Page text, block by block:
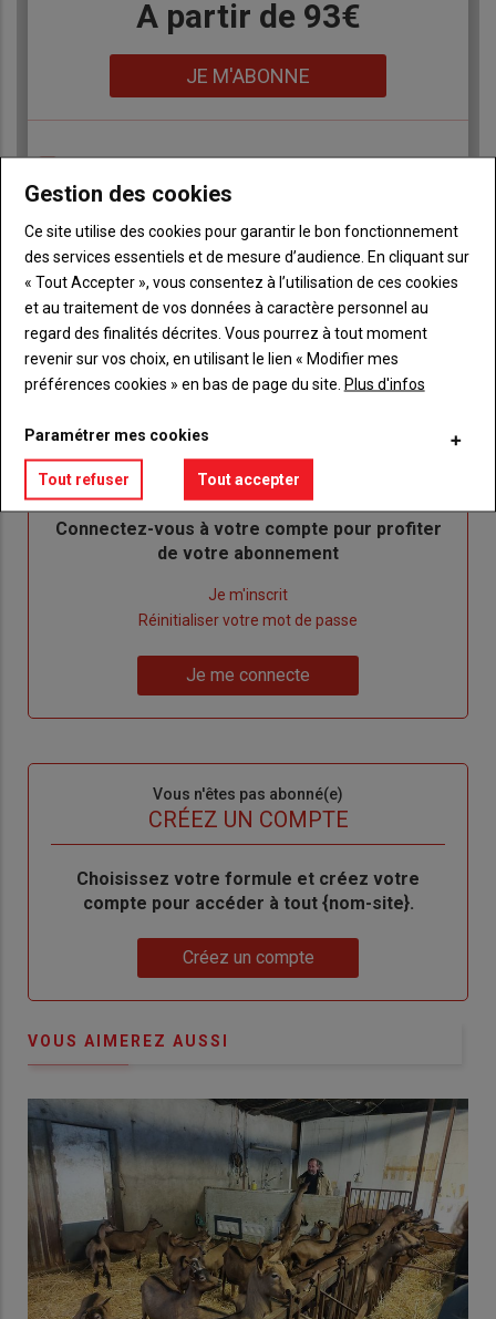
A partir de 93€
JE M'ABONNE
à
Paysanne
numérique, sur tous les supports
Ne manquez aucune information grâce à la
newsletter du journal L'Aurore Paysanne
Sous-
titre
Vous êtes abonné(e)
TITRE IDENTIFIEZ-VOUS
Body
Connectez-vous à votre compte pour profiter
de votre abonnement
Je m'inscrit
de
Réinitialiser votre mot de passe
me
Je me connecte
Vous n'êtes pas abonné(e)
CRÉEZ UN COMPTE
BodyChoisissez votre formule et créez votre
compte pour accéder à tout {nom-site}.
Créez un compte
VOUS AIMEREZ AUSSI
Gestion des cookies
Ce site utilise des cookies pour garantir le bon fonctionnement
des services essentiels et de mesure d’audience. En cliquant sur
« Tout Accepter », vous consentez à l’utilisation de ces cookies
et au traitement de vos données à caractère personnel au
regard des finalités décrites. Vous pourrez à tout moment
revenir sur vos choix, en utilisant le lien « Modifier mes
préférences cookies » en bas de page du site. Plus d'infos
Paramétrer mes cookies
Tout refuser Tout accepter